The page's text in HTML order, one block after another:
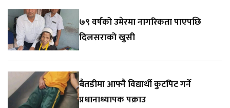
७९ वर्षको उमेरमा नागरिकता पाएपछि
दिलसराको खुसी
बैतडीमा आफ्नै विद्यार्थी कुटपिट गर्ने
प्रधानाध्यापक पक्राउ